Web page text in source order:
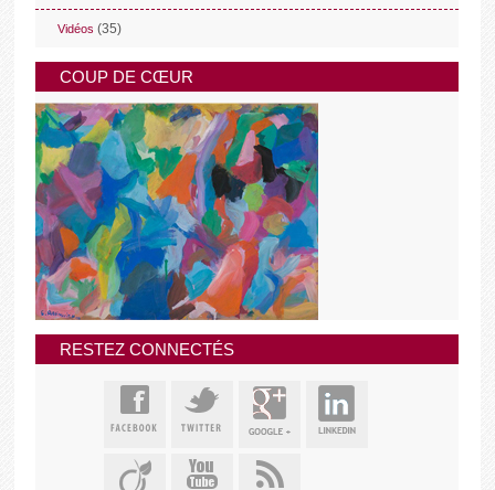
Vidéos (35)
COUP DE CŒUR
RESTEZ CONNECTÉS